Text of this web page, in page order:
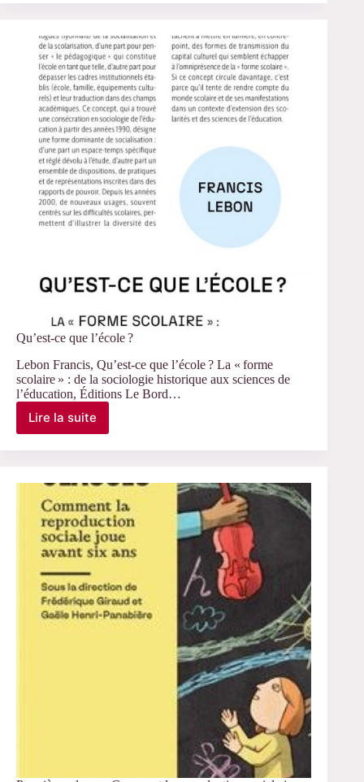
Qu’est-ce que l’école ?
Lebon Francis, Qu’est-ce que l’école ? La « forme
scolaire » : de la sociologie historique aux sciences de
l’éducation, Éditions Le Bord…
Lire la suite
Qu’est-